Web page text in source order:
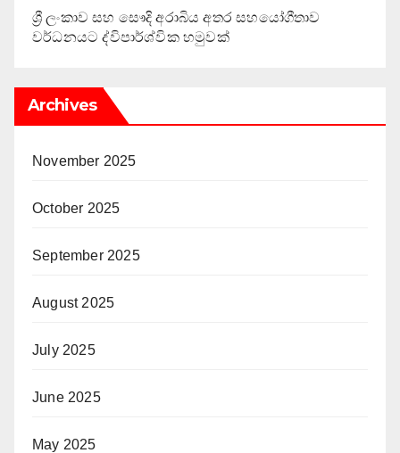
ශ්‍රී ලංකාව සහ සෞදි අරාබිය අතර සහයෝගීතාව
වර්ධනයට ද්විපාර්ශ්වික හමුවක්
Archives
November 2025
October 2025
September 2025
August 2025
July 2025
June 2025
May 2025